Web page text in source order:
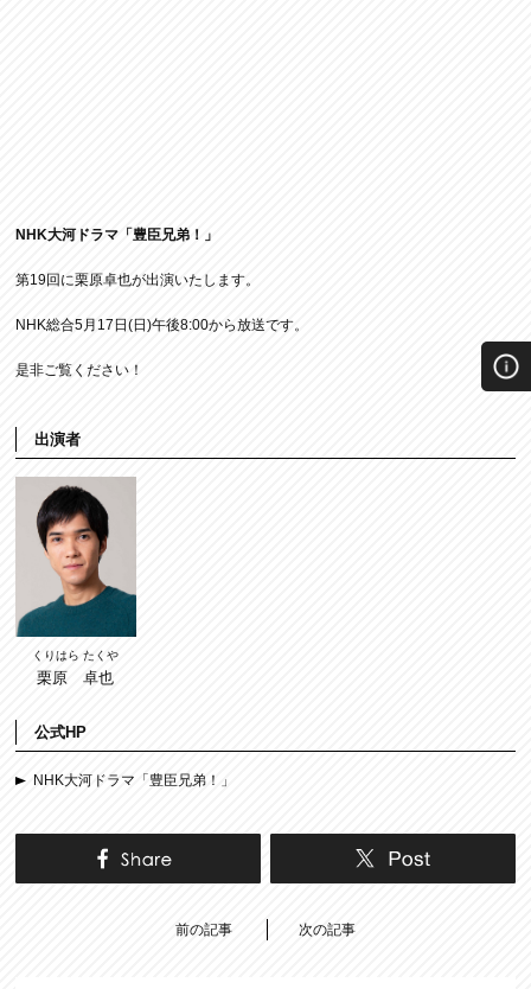
NHK大河ドラマ「豊臣兄弟！」
第19回に栗原卓也が出演いたします。
NHK総合5月17日(日)午後8:00から放送です。
是非ご覧ください！
出演者
くりはら たくや
栗原 卓也
公式HP
NHK大河ドラマ「豊臣兄弟！」
前の記事 次の記事